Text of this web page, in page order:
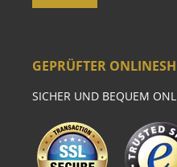
GEPRÜFTER
SICHER UND BEQUEM